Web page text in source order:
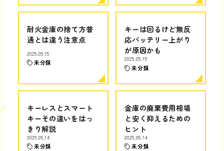
耐火金庫の捨て方普
通とは違う注意点
2025.05.15
未分類
キーは回るけど無反
応バッテリー上がり
が原因かも
2025.05.15
未分類
キーレスとスマート
キーその違いをはっ
きり解説
2025.05.14
未分類
金庫の廃棄費用相場
と安く抑えるための
ヒント
2025.05.14
未分類